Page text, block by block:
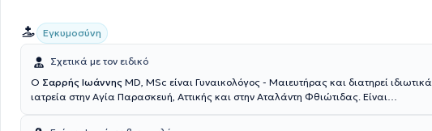
Εγκυμοσύνη
Σχετικά με τον ειδικό
Ο Σαρρής Ιωάννης MD, MSc είναι Γυναικολόγος - Μαιευτήρας και διατηρεί ιδιωτικά
ιατρεία στην Αγία Παρασκευή, Αττικής και στην Αταλάντη Φθιώτιδας. Είναι
Ακολούθως απέκτησε Μεταπτυχιακό Δίπλωμα Σπουδών στην Παθολογία της Κύησης